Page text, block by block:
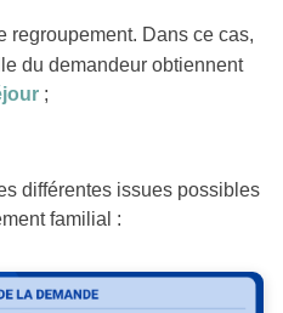
regroupement. Dans ce cas,
du demandeur obtiennent
;
différentes issues possibles
familial :